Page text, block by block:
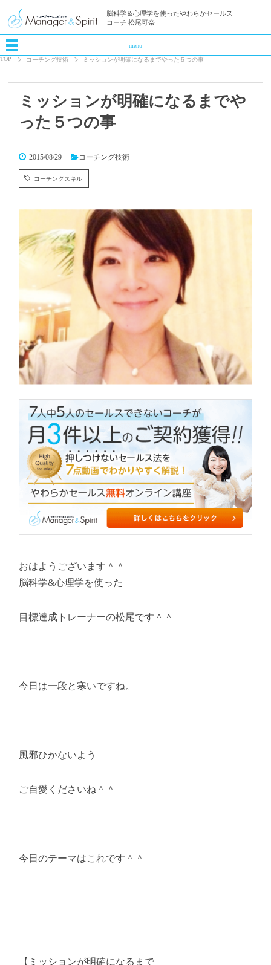
脳科学＆心理学を使ったやわらかセールス
コーチ 松尾可奈
menu
TOP
コーチング技術 ミッションが明確になるまでやった５つの事
ミッションが明確になるまでや
った５つの事
2015/08/29 コーチング技術
コーチングスキル
おはようございます＾＾
脳科学&心理学を使った
目標達成トレーナーの松尾です＾＾
今日は一段と寒いですね。
風邪ひかないよう
ご自愛くださいね＾＾
今日のテーマはこれです＾＾
【ミッションが明確になるまで